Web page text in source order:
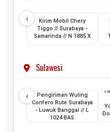
‹
Kirim Mobil Chery
Tiggo // Surabaya -
Samarinda // N 1885 X
Sulawesi
‹
Pengiriman Wuling
Confero Rute Surabaya
- Luwuk Banggai // L
1024 BAS